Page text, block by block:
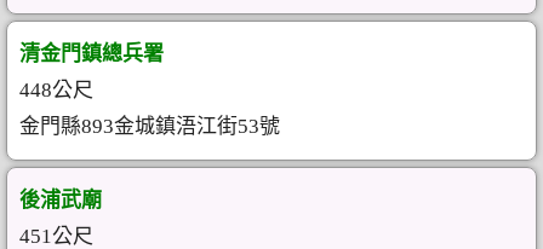
清金門鎮總兵署
448公尺
金門縣893金城鎮浯江街53號
後浦武廟
451公尺